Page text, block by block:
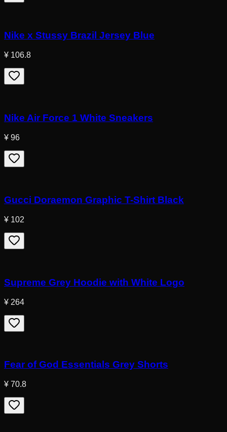
Nike x Stussy Brazil Jersey Blue
¥ 106.8
Nike Air Force 1 White Sneakers
¥ 96
Gucci Doraemon Graphic T-Shirt Black
¥ 102
Supreme Grey Hoodie with White Logo
¥ 264
Fear of God Essentials Grey Shorts
¥ 70.8